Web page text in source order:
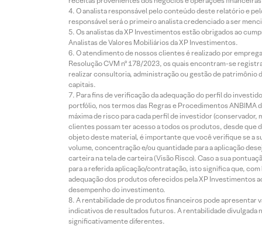
O analista responsável pelo conteúdo deste relatório e
responsável será o primeiro analista credenciado a ser
Os analistas da XP Investimentos estão obrigados ao
Analistas de Valores Mobiliários da XP Investimentos.
O atendimento de nossos clientes é realizado por
Resolução CVM nº 178/2023, os quais encontram-se
realizar consultoria, administração ou gestão de patrimônio
capitais.
Para fins de verificação da adequação do perfil do
portfólio, nos termos das Regras e Procedimentos
máxima de risco para cada perfil de investidor
clientes possam ter acesso a todos os produtos, desde que
objeto deste material, é importante que você verifique se a
volume, concentração e/ou quantidade para a aplicação
carteira na tela de carteira (Visão Risco). Caso a sua
para a referida aplicação/contratação, isto significa que,
adequação dos produtos oferecidos pela XP Investimentos
desempenho do investimento.
A rentabilidade de produtos financeiros pode apresentar
indicativos de resultados futuros. A rentabilidade divulgada
significativamente diferentes.